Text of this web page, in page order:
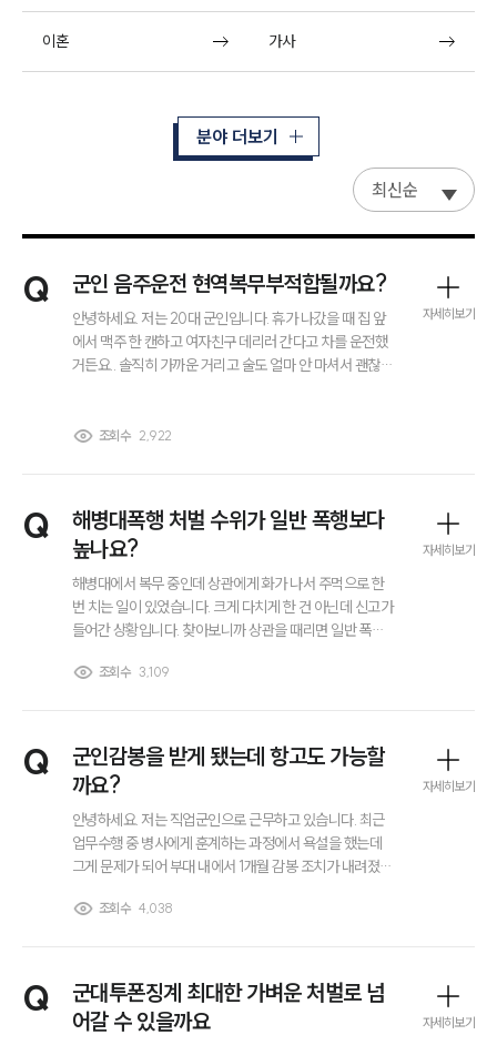
그룹소개
대륜의 강점
글로벌 파트너 로펌
고객의 소리
통합검색
AI대륜
주요 업무사례
사례분석/최신동향
이혼 가사
분야 더보기
최신순
Q 군인 음주운전 현역복무부적합될까요?
안녕하세요. 저는 20대 군인입니다. 휴가 나갔을 때 집 앞
에서 맥주 한 캔하고 여자친구 데리러 간다고 차를 운전했
거든요.. 솔직히 가까운 거리고 술도 얼마 안 마셔서 괜찮을
조회수 2,922
자세히보기
Q
해병대폭행 처벌 수위가 일반 폭행보다
높나요?
해병대에서 복무 중인데 상관에게 화가 나서 주먹으로 한
번 치는 일이 있었습니다. 크게 다치게 한 건 아닌데 신고가
들어간 상황입니다. 찾아보니까 상관을 때리면 일반 폭행
행 사건은 일반 폭행이랑 처벌 수위가 많이 다른가요? 실제
조회수 3,109
자세히보기
Q
군인감봉을 받게 됐는데 항고도 가능할
까요?
안녕하세요. 저는 직업군인으로 근무하고 있습니다. 최근
업무수행 중 병사에게 훈계하는 과정에서 욕설을 했는데
그게 문제가 되어 부대 내에서 1개월 감봉 조치가 내려졌습
각심을 갖게 하려 했던 건데… 이 정도까지 문제가 될 줄은
다. 1개월 감봉이라고 큰 손해가 있는 것은 아니지만 알게
모르게 진급 등에도 불이익이 생길 것 같아서요. 당분간 일
이 바빠서 직접 상담드리러 가기 전 글로 문의 남겨 봅니다.
조회수 4,038
자세히보기
Q
군대투폰징계 최대한 가벼운 처벌로 넘
어갈 수 있을까요
자세히보기